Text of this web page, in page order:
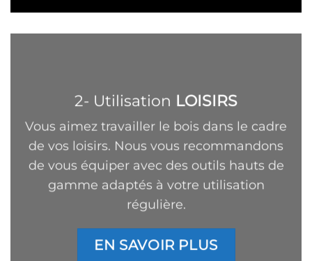
2- Utilisation LOISIRS
Vous aimez travailler le bois dans le cadre
de vos loisirs. Nous vous recommandons
de vous équiper avec des outils hauts de
gamme adaptés à votre utilisation
régulière.
EN SAVOIR PLUS